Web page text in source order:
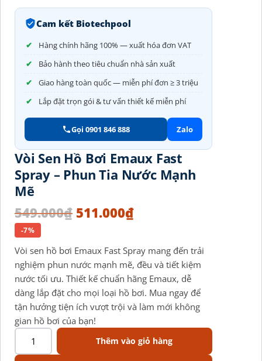
Cam kết Biotechpool
Hàng chính hãng 100% — xuất hóa đơn VAT
Bảo hành theo tiêu chuẩn nhà sản xuất
Giao hàng toàn quốc — miễn phí đơn ≥ 3 triệu
Lắp đặt trọn gói & tư vấn thiết kế miễn phí
Gọi 0901 846 888 Zalo
Vòi Sen Hồ Bơi Emaux Fast
Spray – Phun Tia Nước Mạnh
Mẽ
549.000₫ 511.000₫
-7%
Vòi sen hồ bơi Emaux Fast Spray mang đến trải
nghiệm phun nước mạnh mẽ, đều và tiết kiệm
nước tối ưu. Thiết kế chuẩn hãng Emaux, dễ
dàng lắp đặt cho mọi loại hồ bơi. Mua ngay để
tận hưởng tiện ích vượt trội và làm mới không
gian hồ bơi của bạn!
Thêm vào giỏ hàng